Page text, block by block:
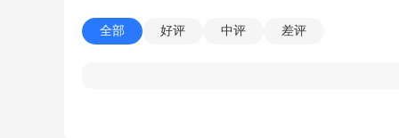
全部 好评 中评 差评